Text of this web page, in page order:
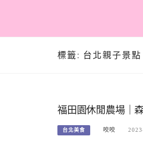
標籤: 台北親子景點
福田園休閒農場｜
台北美食 咬咬